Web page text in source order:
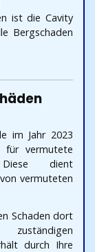
ist die Cavity
Bergschaden
im Jahr 2023
für vermutete
Diese dient
vermuteten
Schaden dort
durch Ihre